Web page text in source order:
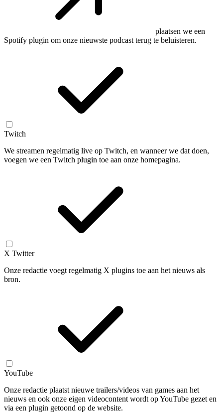
plaatsen we een
Spotify plugin om onze nieuwste podcast terug te beluisteren.
Twitch
We streamen regelmatig live op Twitch, en wanneer we dat doen,
voegen we een Twitch plugin toe aan onze homepagina.
X Twitter
Onze redactie voegt regelmatig X plugins toe aan het nieuws als
bron.
YouTube
Onze redactie plaatst nieuwe trailers/videos van games aan het
nieuws en ook onze eigen videocontent wordt op YouTube gezet en
via een plugin getoond op de website.